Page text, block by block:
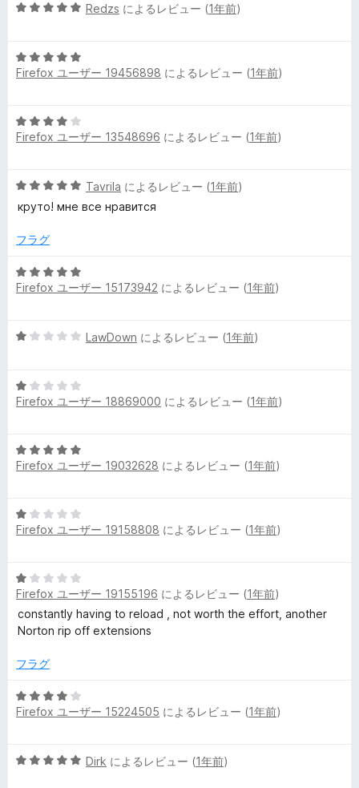
価
中
評
価
5
中
5
価
Redzs によるレビュー (1年前)
5
段
5
の
Firefox ユーザー 19456898 によるレビュー (1年前)
5
段
4
の
価
Firefox ユーザー 13548696 によるレビュー (1年前)
5
段
中
の
評
Tavrila によるレビュー (1年前)
круто! мне все нравится
フラグ
5
段
5
価
Firefox ユーザー 15173942 によるレビュー (1年前)
5
中
1
価
LawDown によるレビュー (1年前)
5
段
1
の
Firefox ユーザー 18869000 によるレビュー (1年前)
5
段
5
の
Firefox ユーザー 19032628 によるレビュー (1年前)
5
段
1
の
評
価
Firefox ユーザー 19158808 によるレビュー (1年前)
5
段
階
中
の
価
Firefox ユーザー 19155196 によるレビュー (1年前)
constantly having to reload , not worth the effort, another
Norton rip off extensions
フラグ
5
段
4
Firefox ユーザー 15224505 によるレビュー (1年前)
5
Dirk によるレビュー (1年前)